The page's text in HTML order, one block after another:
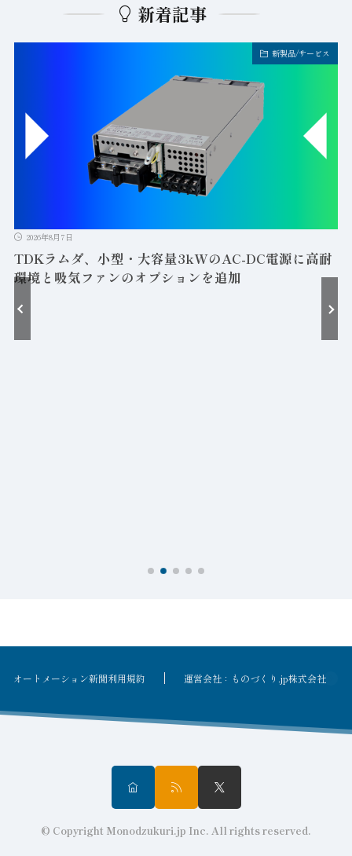
新着記事
新製品/サービス
2026年8月7日
TDKラムダ、小型・大容量3kWのAC-DC電源に高耐
環境と吸気ファンのオプションを追加
オートメーション新聞利用規約 運営会社：ものづくり.jp株式会社
© Copyright Monodzukuri.jp Inc. All rights reserved.